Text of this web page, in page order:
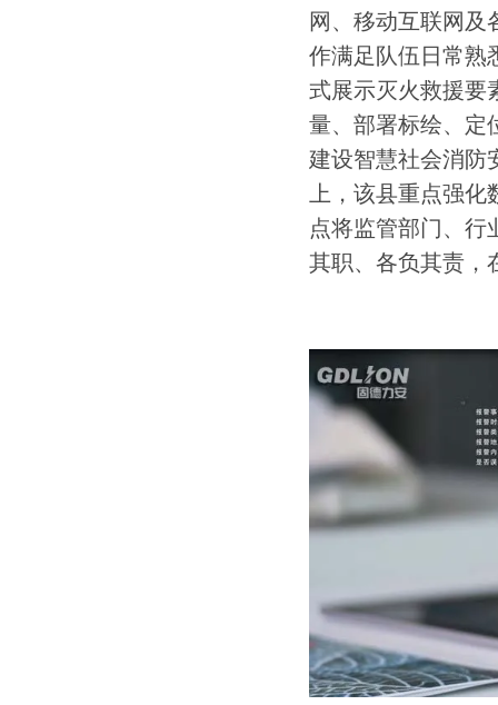
网、移动互联网及
作满足队伍日常熟
式展示灭火救援要
量、部署标绘、定
建设智慧社会消防
上，该县重点强
点将监管部门、行
其职、各负其责，